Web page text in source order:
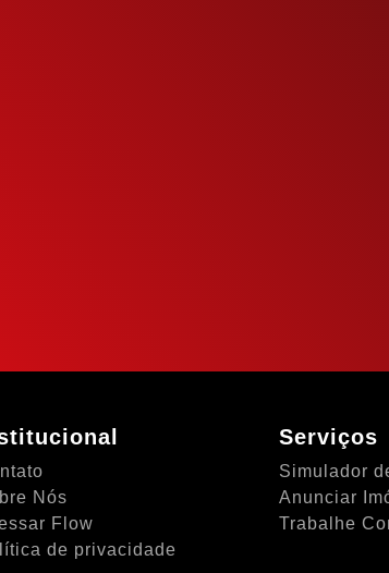
Nós
Flow
de privacidade
Serviços
Simulador
Anunciar
Trabalhe